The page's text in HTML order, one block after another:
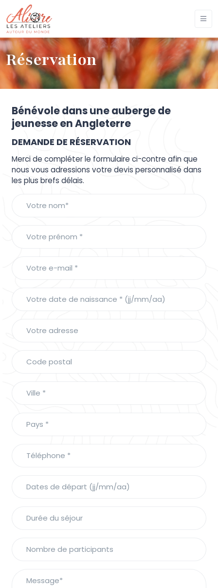
Réservation
Bénévole dans une auberge de
jeunesse en Angleterre
DEMANDE DE RÉSERVATION
Merci de compléter le formulaire ci-contre afin que
nous vous adressions votre devis personnalisé dans
les plus brefs délais.